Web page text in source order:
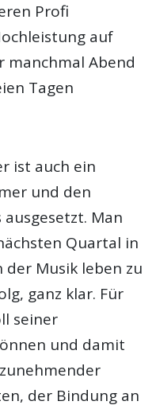
Profi
auf
manchmal Abend
Tagen
ist auch ein
und den
Man
Quartal in
der Musik leben zu
ganz klar. Für
seiner
und damit
der Bindung an